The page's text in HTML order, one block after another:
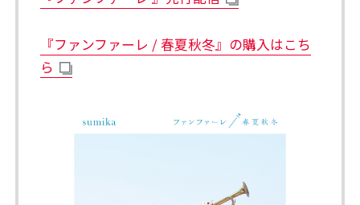
『ファンファーレ / 春夏秋冬』の購入はこち
ら